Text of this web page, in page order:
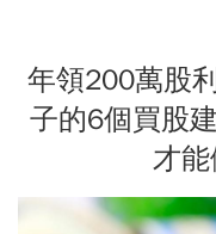
年領200萬股
子的6個買股
才